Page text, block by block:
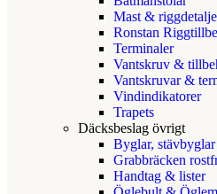
Mast &
Ronstan
Terminaler
Vantskruv &
Vantskruvar &
Vindindikatorer
Trapets
Däcksbeslag övrigt
Byglar,
Grabbräcken
Handtag & lister